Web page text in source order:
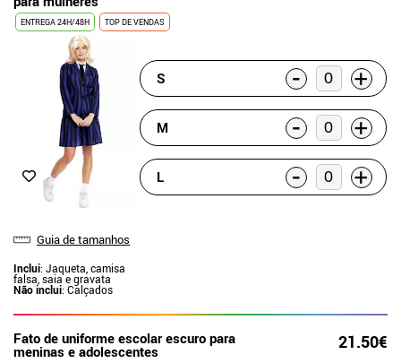
ENTREGA 24H/48H TOP DE VENDAS
Guia de tamanhos
Inclui: Jaqueta, camisa
falsa, saia e gravata
Não inclui: Calçados
S - +
M - +
L - +
Fato de uniforme escolar escuro para
meninas e adolescentes 21.50€